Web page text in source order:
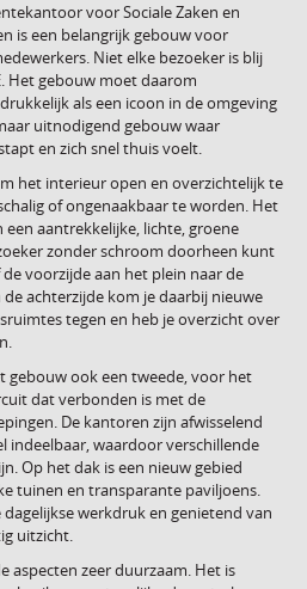
voor Sociale Zaken en
is een belangrijk gebouw voor
Niet elke bezoeker is blij
Het gebouw moet daarom
als een icoon in de omgeving
uitnodigend gebouw waar
en zich snel thuis voelt.
het interieur open en overzichtelijk te
of ongenaakbaar te worden. Het
aantrekkelijke, lichte, groene
zonder schroom doorheen kunt
voorzijde aan het plein naar de
achterzijde kom je daarbij nieuwe
tegen en heb je overzicht over
gebouw ook een tweede, voor het
dat verbonden is met de
De kantoren zijn afwisselend
indeelbaar, waardoor verschillende
Op het dak is een nieuw gebied
tuinen en transparante paviljoens.
werkdruk en genietend van
uitzicht.
aspecten zeer duurzaam. Het is